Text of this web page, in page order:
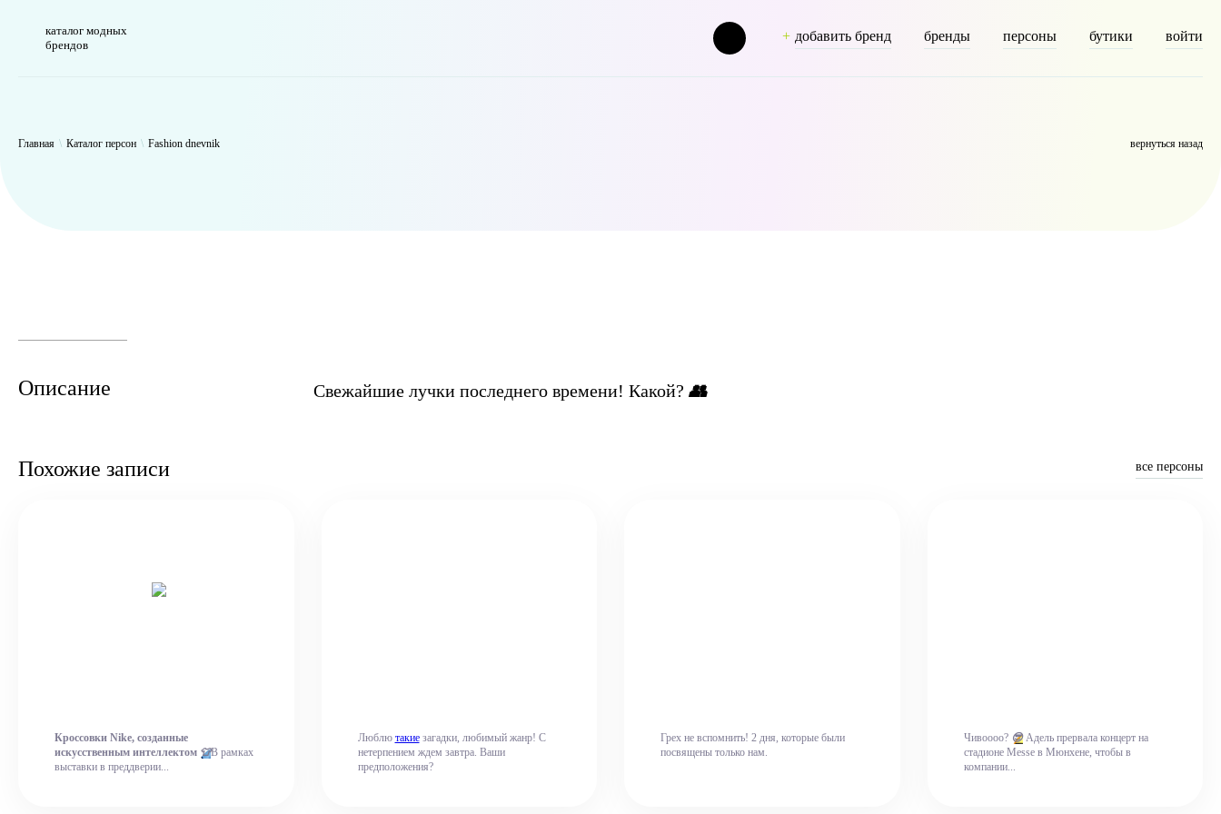
каталог модных
брендов
добавить бренд бренды персоны бутики войти
Главная \ Каталог персон \ Fashion dnevnik вернуться назад
Описание Свежайшие лучки последнего времени! Какой? 👥
Похожие записи все персоны
Кроссовки Nike, созданные
искусственным интеллектом 👕В рамках
выставки в преддверии...
Люблю такиезагадки, любимый жанр! С
нетерпением ждем завтра. Ваши
предположения?
Грех не вспомнить! 2 дня, которые были
посвящены только нам.
Чивоооо? 😎Адель прервала концерт на
стадионе Messe в Мюнхене, чтобы в
компании...